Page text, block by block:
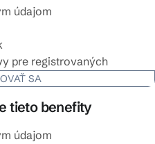
údajom
pre registrovaných
SA
tieto benefity
údajom